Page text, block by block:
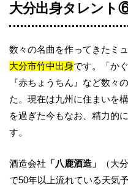
大分出身タレント
数々の名曲を作ってきたミ
大分市竹中出身です。「か
『赤ちょうちん』など数々
た。現在は九州に住まいを
を過ぎた今もなお、精力的
す。
酒造会社 「八鹿酒造」
（大
で50年以上流れている天気